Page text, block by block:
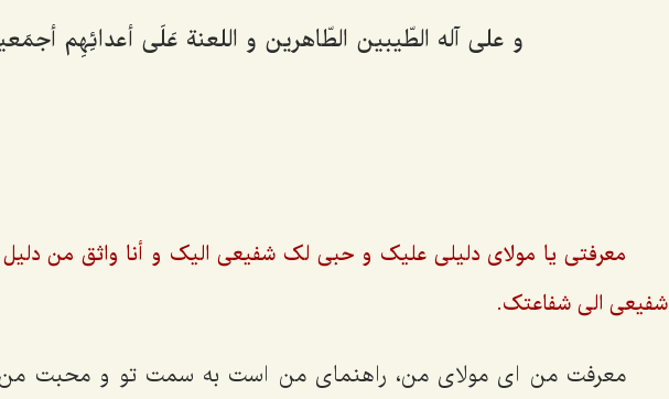
و علی آله الطّیبین الطّاهرین و اللعنة عَلَی أعدائِهِم
معرفتی یا مولای دلیلی علیک و حبی لک شفیعی الیک و أنا واثق من
شفیعی الی ‌شفاعتک.
معرفت من ای مولای من، راهنمای من است به سمت تو و محبت